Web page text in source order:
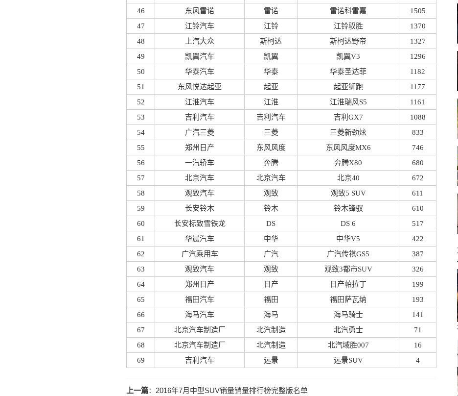
46
东风雷诺 雷诺 雷诺科雷嘉
1505
47
江铃汽车 江铃 江铃驭胜
1370
48
上汽大众 斯柯达 斯柯达野帝
1327
49
凯翼汽车 凯翼 凯翼V3
1296
50
华泰汽车 华泰 华泰圣达菲
1182
51
东风悦达起亚 起亚 起亚狮跑
1177
52
江淮汽车 江淮 江淮瑞风S5
1161
53
吉利汽车 吉利汽车 吉利GX7
1088
54
广汽三菱 三菱 三菱新劲炫
833
55
郑州日产 东风风度 东风风度MX6
746
56
一汽轿车 奔腾 奔腾X80
680
57
北京汽车 北京汽车 北京40
672
58
观致汽车 观致 观致5 SUV
611
59
长安铃木 铃木 铃木锋驭
610
60
长安标致雪铁龙 DS DS 6
517
61
华晨汽车 中华 中华V5
422
62
广汽乘用车 广汽 广汽传祺GS5
387
63
观致汽车 观致 观致3都市SUV
326
64
郑州日产 日产 日产帕拉丁
199
65
福田汽车 福田 福田萨瓦纳
193
66
海马汽车 海马 海马骑士
141
67
北京汽车制造厂 北汽制造 北汽勇士
71
68
北京汽车制造厂 北汽制造 北汽域胜007
16
69
吉利汽车 远景 远景SUV 4
上一篇： 2016年7月中型SUV销量销量排行榜完整版名单